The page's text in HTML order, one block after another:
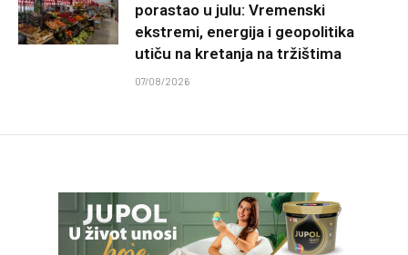
porastao u julu: Vremenski
ekstremi, energija i geopolitika
utiču na kretanja na tržištima
07/08/2026